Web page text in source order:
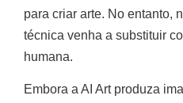
para criar arte. No entanto,
técnica venha a substituir
humana.
Embora a AI Art produza